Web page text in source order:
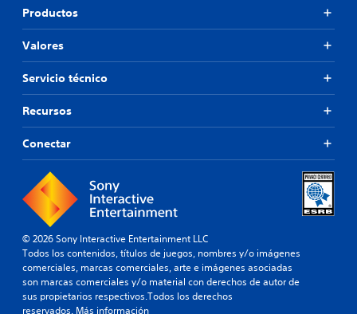
Productos
Valores
Servicio técnico
Recursos
Conectar
© 2026 Sony Interactive Entertainment LLC
Todos los contenidos, títulos de juegos, nombres y/o imágenes
comerciales, marcas comerciales, arte e imágenes asociadas
son marcas comerciales y/o material con derechos de autor de
sus propietarios respectivos.Todos los derechos
reservados. Más información